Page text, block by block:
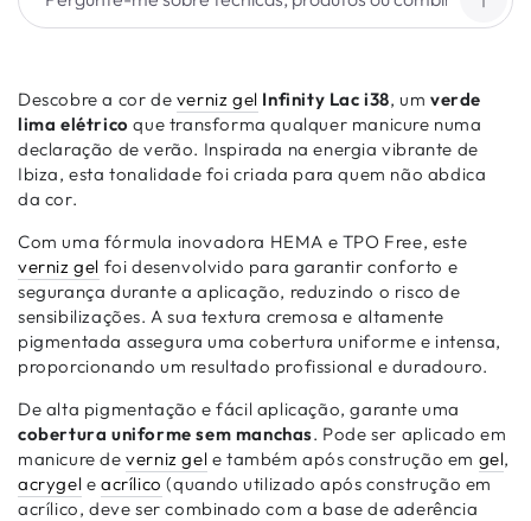
Descobre a cor de verniz gel Infinity Lac i38, umverde
lima elétrico que transforma qualquer manicure numa
declaração de verão. Inspirada na energia vibrante de
Ibiza, esta tonalidade foi criada para quem não abdica
da cor.
Com uma fórmula inovadora HEMA e TPO Free, este
verniz gel foi desenvolvido para garantir conforto e
segurança durante a aplicação, reduzindo o risco de
sensibilizações. A sua textura cremosa e altamente
pigmentada assegura uma cobertura uniforme e intensa,
proporcionando um resultado profissional e duradouro.
De alta pigmentação e fácil aplicação, garante uma
cobertura uniforme sem manchas. Pode ser aplicado em
manicure deverniz gel e também após construção em gel,
acrygel eacrílico (quando utilizado após construção em
acrílico, deve ser combinado com a base de aderência